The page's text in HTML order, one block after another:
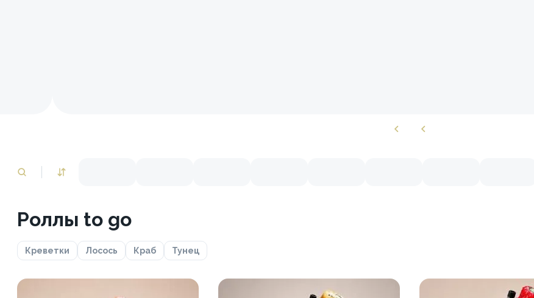
Роллы to go
Креветки Лосось Краб Тунец